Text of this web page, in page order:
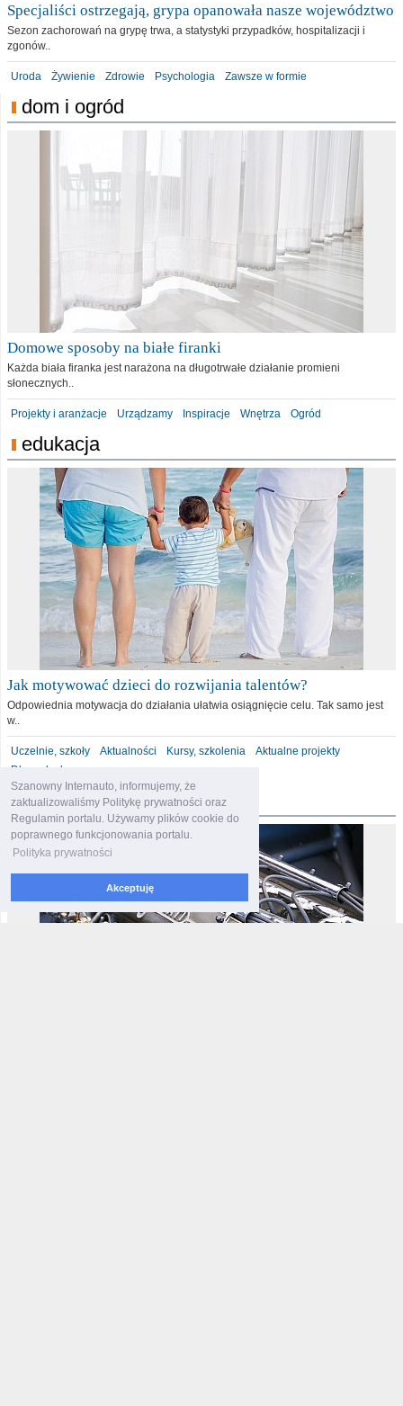
Szanowny Internauto, informujemy, że
zaktualizowaliśmy Politykę prywatności oraz
Regulamin portalu. Używamy plików cookie do
poprawnego funkcjonowania portalu.
Polityka prywatności
Akceptuję
Specjaliści ostrzegają, grypa opanowała nasze województwo
Sezon zachorowań na grypę trwa, a statystyki przypadków, hospitalizacji i
zgonów..
Uroda Żywienie Zdrowie Psychologia Zawsze w formie
dom i ogród
Domowe sposoby na białe firanki
Każda biała firanka jest narażona na długotrwałe działanie promieni
słonecznych..
Projekty i aranżacje Urządzamy Inspiracje Wnętrza Ogród
edukacja
Jak motywować dzieci do rozwijania talentów?
Odpowiednia motywacja do działania ułatwia osiągnięcie celu. Tak samo jest
w..
Uczelnie, szkoły Aktualności Kursy, szkolenia
Aktualne projekty
Dla malucha
motoryzacja